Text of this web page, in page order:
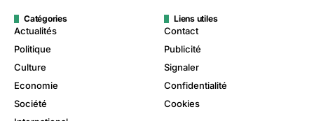
Catégories
Actualités
Politique
Culture
Economie
Société
Liens utiles
Contact
Publicité
Signaler
Confidentialité
Cookies